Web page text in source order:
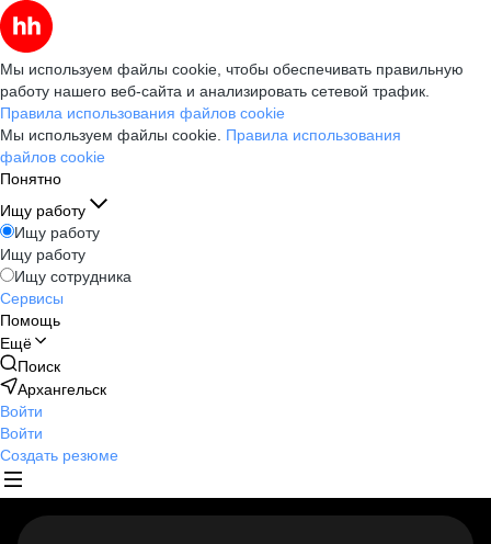
Мы используем файлы cookie, чтобы обеспечивать правильную
работу нашего веб-сайта и анализировать сетевой трафик.
Правила использования файлов cookie
Мы используем файлы cookie. Правила использования
файлов cookie
Понятно
Ищу работу
Ищу работу
Ищу работу
Ищу сотрудника
Сервисы
Помощь
Ещё
Поиск
Архангельск
Войти
Войти
Создать резюме